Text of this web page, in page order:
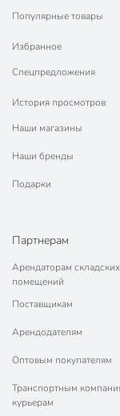
💳 Оплата:
наличными при
🛍 Скидки,
📜 Только
Порядок -
Популярные товары
Избранное
Спецпредложения
История просмотров
Наши магазины
Наши бренды
Подарки
Партнерам
Арендаторам складских
помещений
Поставщикам
Арендодателям
Оптовым покупателям
Транспортным
курьерам